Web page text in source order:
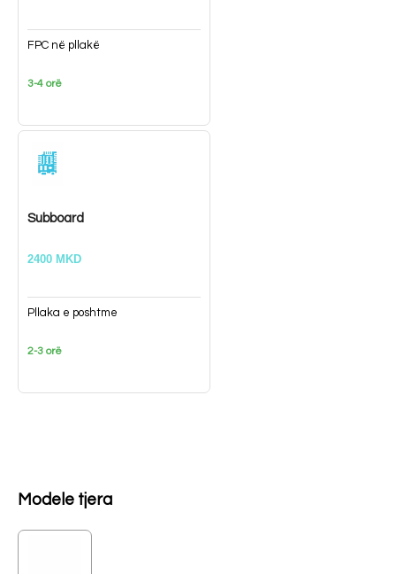
FPC në pllakë
3-4 orë
Subboard
2400 MKD
Pllaka e poshtme
2-3 orë
Modele tjera